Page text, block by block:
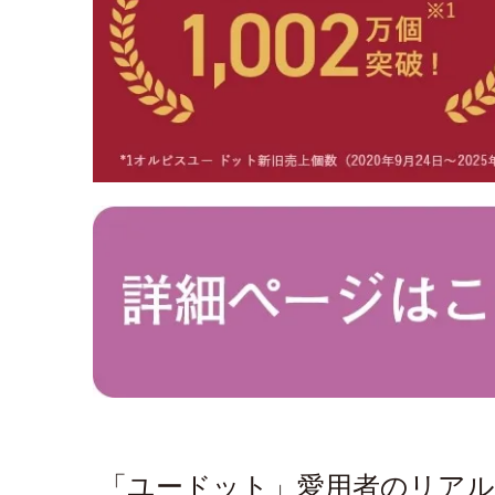
「ユードット」愛用者のリア